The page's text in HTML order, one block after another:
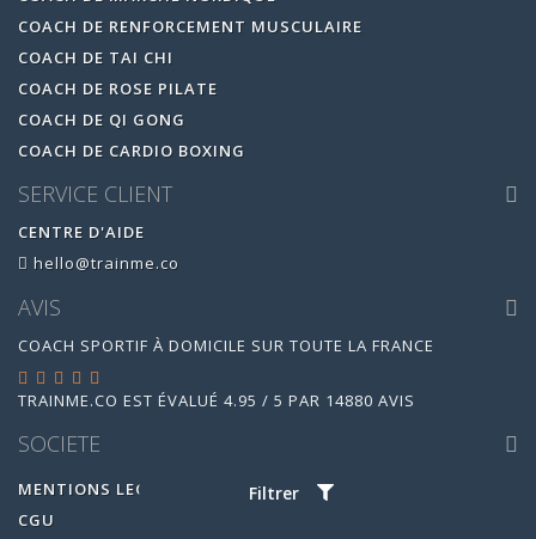
Filtrer
COACH DE RENFORCEMENT MUSCULAIRE
COACH DE TAI CHI
COACH DE ROSE PILATE
COACH DE QI GONG
COACH DE CARDIO BOXING
SERVICE CLIENT
CENTRE D'AIDE
hello@trainme.co
AVIS
COACH SPORTIF À DOMICILE SUR TOUTE LA FRANCE
TRAINME.CO EST ÉVALUÉ 4.95 / 5 PAR 14880 AVIS
SOCIETE
MENTIONS LEGALES
CGU